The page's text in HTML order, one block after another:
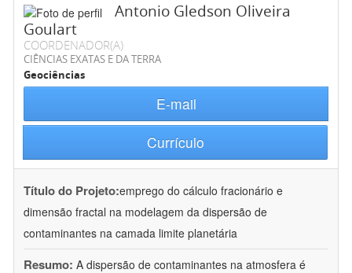
Antonio Gledson Oliveira
Goulart
COORDENADOR(A)
CIÊNCIAS EXATAS E DA TERRA
Geociências
E-mail
Currículo
Título do Projeto:emprego do cálculo fracionário e
dimensão fractal na modelagem da dispersão de
contaminantes na camada limite planetária
Resumo: A dispersão de contaminantes na atmosfera é